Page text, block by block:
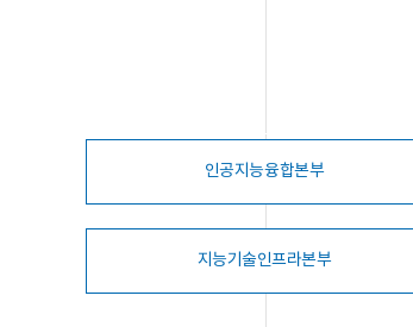
인공지능융합본부
지능기술인프라본부